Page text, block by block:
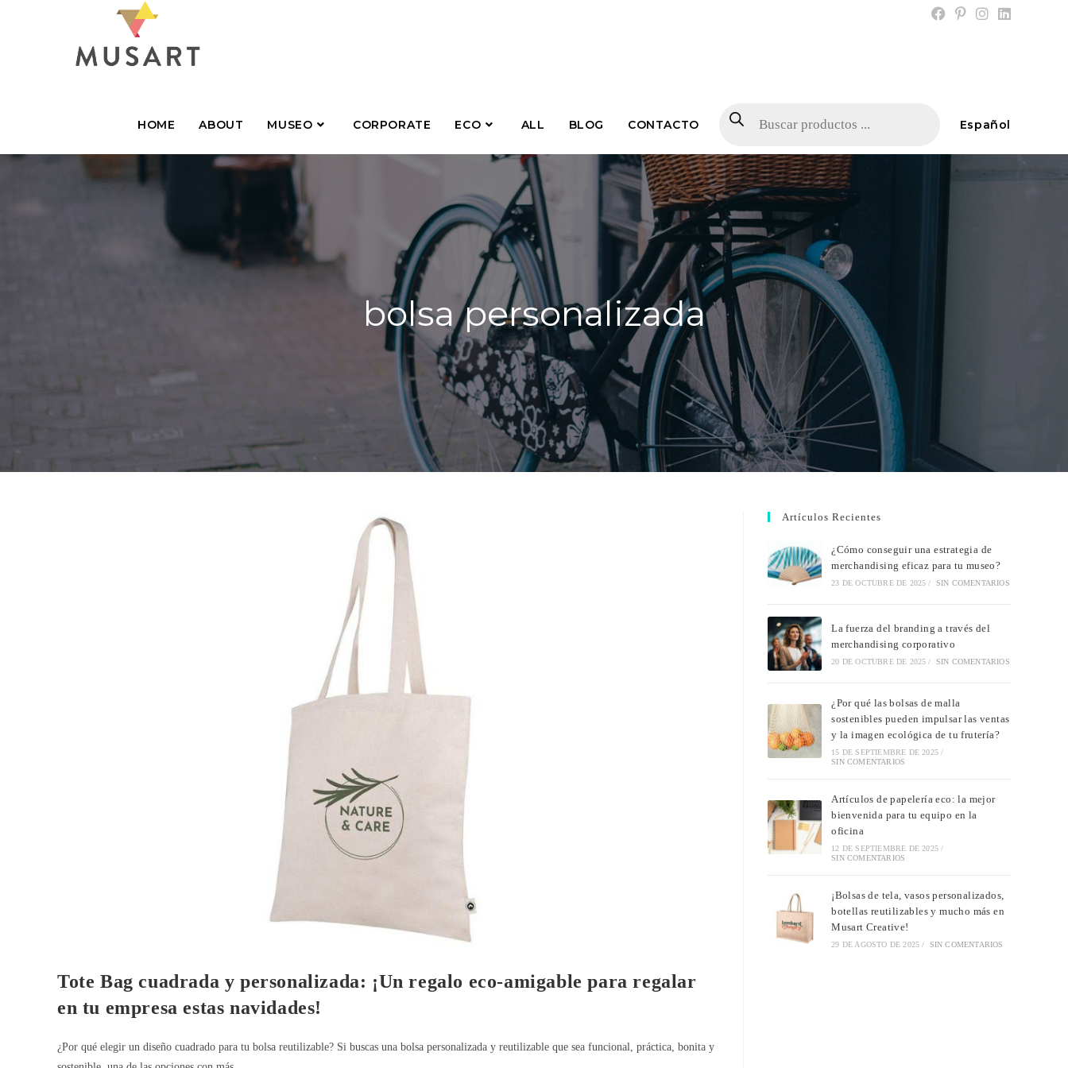
HOME ABOUT MUSEO CORPORATE ECO ALL BLOG CONTACTO Español
bolsa personalizada
Tote Bag cuadrada y personalizada: ¡Un regalo eco-amigable para regalar
en tu empresa estas navidades!
¿Por qué elegir un diseño cuadrado para tu bolsa reutilizable? Si buscas una bolsa personalizada y reutilizable que sea funcional, práctica, bonita y
Artículos Recientes
¿Cómo conseguir una estrategia de
merchandising eficaz para tu museo?
23 DE OCTUBRE DE 2025 / SIN COMENTARIOS
La fuerza del branding a través del
merchandising corporativo
20 DE OCTUBRE DE 2025 / SIN COMENTARIOS
¿Por qué las bolsas de malla
sostenibles pueden impulsar las ventas
y la imagen ecológica de tu frutería?
15 DE SEPTIEMBRE DE 2025 /
SIN COMENTARIOS
Artículos de papelería eco: la mejor
bienvenida para tu equipo en la
oficina
12 DE SEPTIEMBRE DE 2025 /
SIN COMENTARIOS
¡Bolsas de tela, vasos personalizados,
botellas reutilizables y mucho más en
Musart Creative!
29 DE AGOSTO DE 2025 / SIN COMENTARIOS